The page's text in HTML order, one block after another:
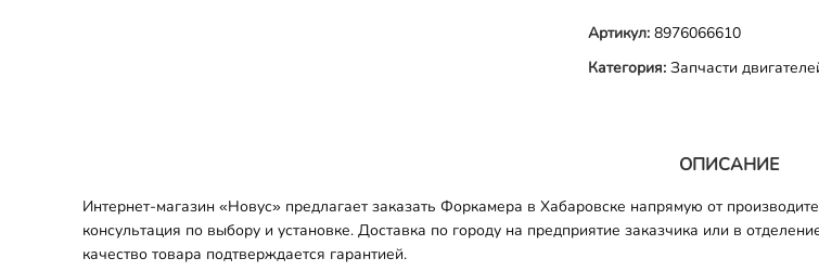
Артикул:8976066610
Категория: Запчасти
ОПИСАНИЕ
Интернет-магазин «Новус» предлагает заказать Форкамера в Хабаровске напрямую от
консультация по выбору и установке. Доставка по городу на предприятие заказчика или в
качество товара подтверждается гарантией.